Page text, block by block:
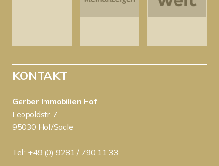
KONTAKT
Gerber Immobilien Hof
Leopoldstr. 7
95030 Hof/Saale
Tel.: +49 (0) 9281 / 790 11 33